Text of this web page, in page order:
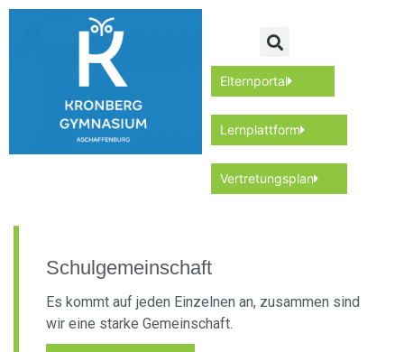
Elternportal
Lernplattform
Vertretungsplan
Schulgemeinschaft
Es kommt auf jeden Einzelnen an, zusammen sind
wir eine starke Gemeinschaft.